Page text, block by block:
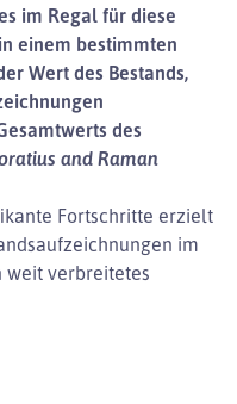
im Regal für diese
einem bestimmten
Wert des Bestands,
des
and Raman
Fortschritte erzielt
im
weit verbreitetes